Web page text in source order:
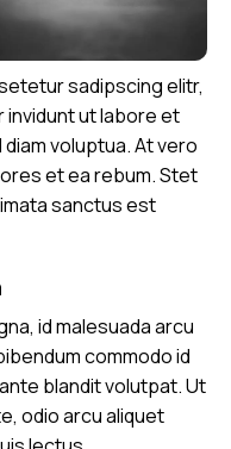
sadipscing elitr,
invidunt ut labore et
voluptua. At vero
et ea rebum. Stet
sanctus est
id malesuada arcu
commodo id
blandit volutpat. Ut
odio arcu aliquet